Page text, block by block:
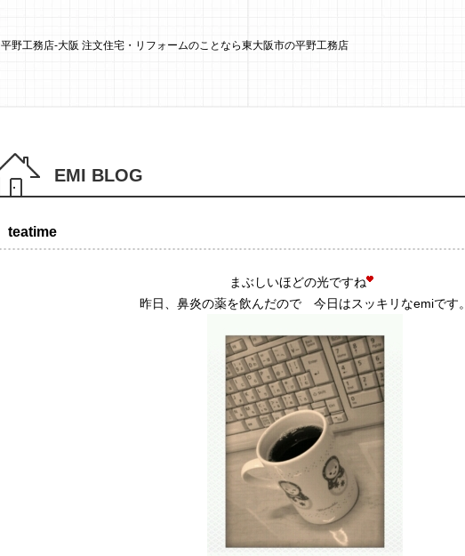
平野工務店-大阪 注文住宅・リフォームのことなら東大阪市の平野工務店
EMI BLOG
teatime
まぶしいほどの光ですね
昨日、鼻炎の薬を飲んだので 今日はスッキリなemiです。